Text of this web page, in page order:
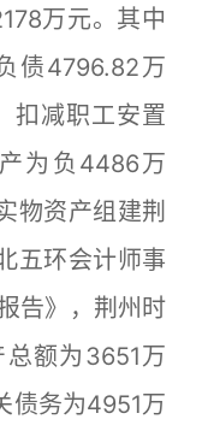
万元。其中
债4796.82万
扣减职工安置
为负4486万
物资产组建荆
五环会计师事
告》，荆州时
额为3651万
债务为4951万